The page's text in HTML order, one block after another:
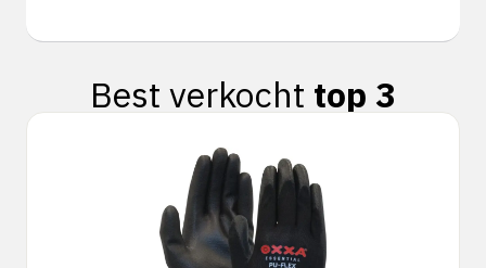
Best verkocht top 3